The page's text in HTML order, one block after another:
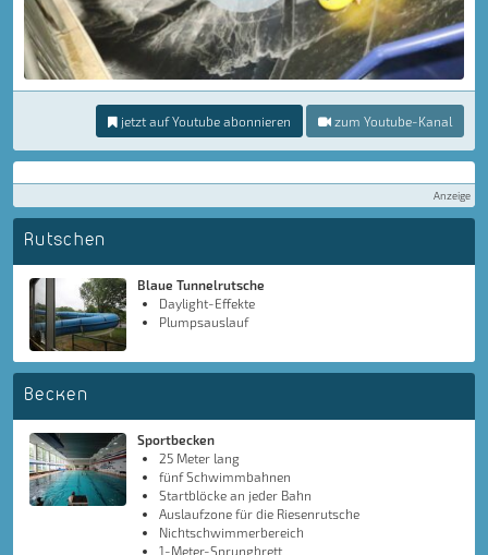
jetzt auf Youtube abonnieren zum Youtube-Kanal
Anzeige
Rutschen
Blaue Tunnelrutsche
Daylight-Effekte
Plumpsauslauf
Becken
Sportbecken
25 Meter lang
fünf Schwimmbahnen
Startblöcke an jeder Bahn
Auslaufzone für die Riesenrutsche
Nichtschwimmerbereich
1-Meter-Sprungbrett